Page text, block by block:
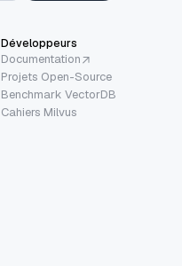
Développeurs
Documentation
Projets Open-Source
Benchmark VectorDB
Cahiers Milvus